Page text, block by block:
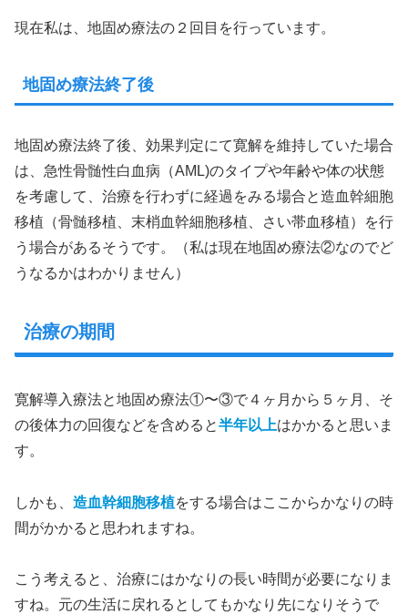
現在私は、地固め療法の２回目を行っています。
地固め療法終了後
地固め療法終了後、効果判定にて寛解を維持していた場合
は、急性骨髄性白血病（AML)のタイプや年齢や体の状態
を考慮して、治療を行わずに経過をみる場合と造血幹細胞
移植（骨髄移植、末梢血幹細胞移植、さい帯血移植）を行
う場合があるそうです。（私は現在地固め療法②なのでど
うなるかはわかりません）
治療の期間
寛解導入療法と地固め療法①〜③で４ヶ月から５ヶ月、そ
の後体力の回復などを含めると半年以上はかかると思いま
す。
しかも、 造血幹細胞移植をする場合はここからかなりの時
間がかかると思われますね。
こう考えると、治療にはかなりの長い時間が必要になりま
すね。元の生活に戻れるとしてもかなり先になりそうで